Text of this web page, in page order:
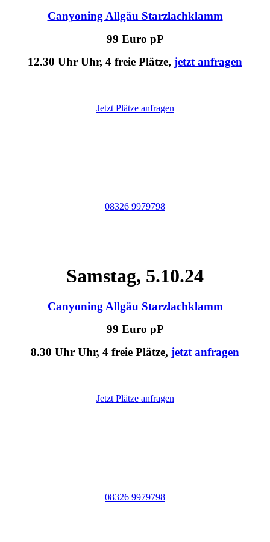
Canyoning Allgäu Starzlachklamm
99 Euro pP
12.30 Uhr Uhr, 4 freie Plätze, jetzt anfragen
Jetzt Plätze anfragen
08326 9979798
Samstag, 5.10.24
Canyoning Allgäu Starzlachklamm
99 Euro pP
8.30 Uhr Uhr, 4 freie Plätze, jetzt anfragen
Jetzt Plätze anfragen
08326 9979798